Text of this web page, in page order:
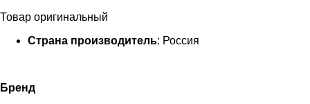
Товар оригинальный
Страна производитель: Россия
Бренд